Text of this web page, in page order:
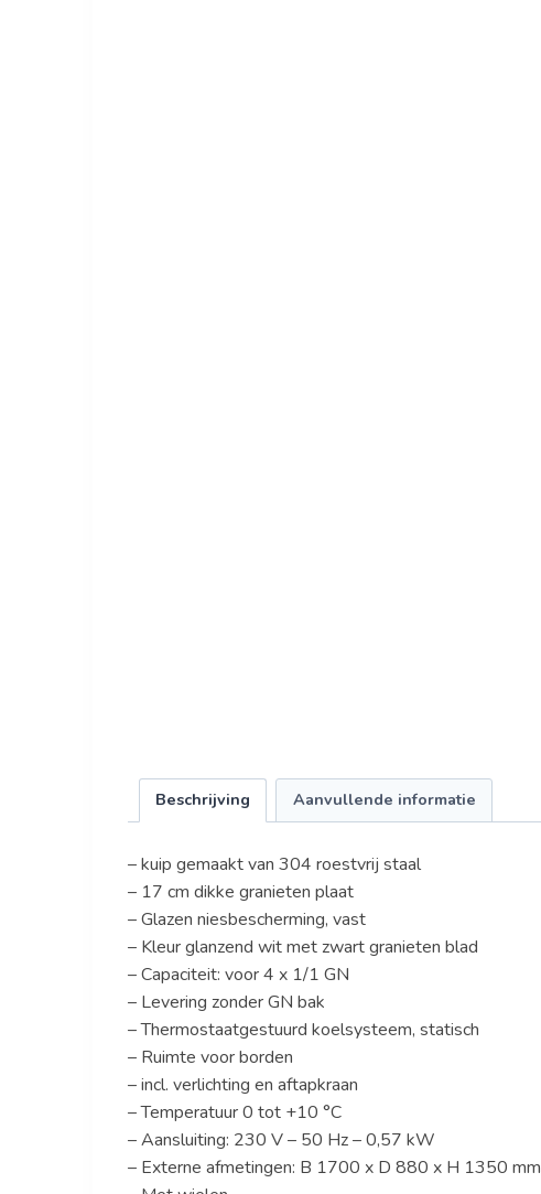
Beschrijving Aanvullende informatie
– kuip gemaakt van 304 roestvrij staal
– 17 cm dikke granieten plaat
– Glazen niesbescherming, vast
– Kleur glanzend wit met zwart granieten blad
– Capaciteit: voor 4 x 1/1 GN
– Levering zonder GN bak
– Thermostaatgestuurd koelsysteem, statisch
– Ruimte voor borden
– incl. verlichting en aftapkraan
– Temperatuur 0 tot +10 °C
– Aansluiting: 230 V – 50 Hz – 0,57 kW
– Externe afmetingen: B 1700 x D 880 x H 1350 mm